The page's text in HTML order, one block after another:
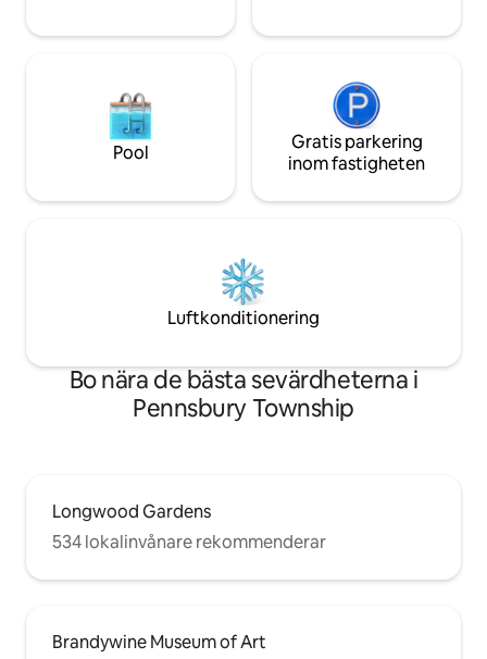
Pool
Gratis parkering
inom fastigheten
Luftkonditionering
Bo nära de bästa sevärdheterna i
Pennsbury Township
Longwood Gardens
534 lokalinvånare rekommenderar
Brandywine Museum of Art